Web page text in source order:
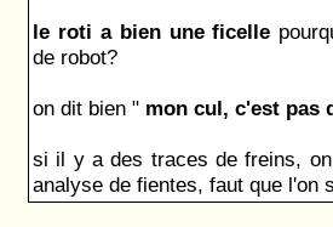
le roti a bien une ficelle
de robot?
on dit bien " mon cul, c'est pas
si il y a des traces de freins,
analyse de fientes, faut que l'on